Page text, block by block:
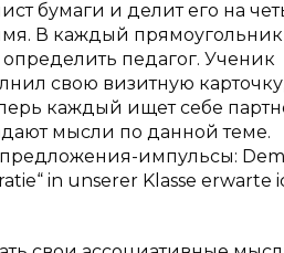
бумаги и делит его на
В каждый прямоугольник
педагог. Ученик
свою визитную
каждый ищет себе
мысли по данной теме.
импульсы:
in unserer Klasse erwarte